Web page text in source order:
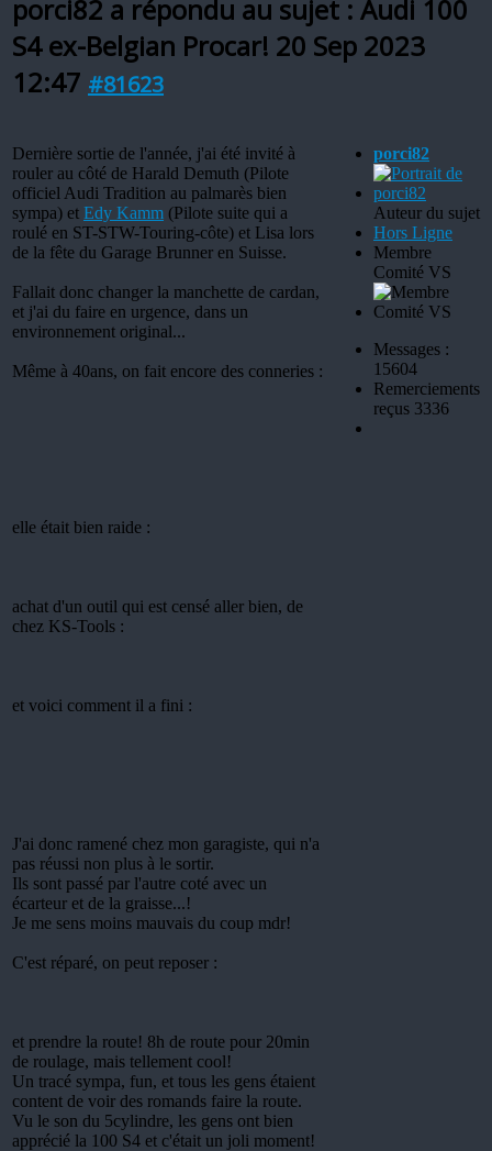
porci82 a répondu au sujet : Audi 100
S4 ex-Belgian Procar! 20 Sep 2023
12:47 #81623
Dernière sortie de l'année, j'ai été invité à
rouler au côté de Harald Demuth (Pilote
officiel Audi Tradition au palmarès bien
sympa) et Edy Kamm (Pilote suite qui a
roulé en ST-STW-Touring-côte) et Lisa lors
de la fête du Garage Brunner en Suisse.
Fallait donc changer la manchette de cardan,
et j'ai du faire en urgence, dans un
environnement original...
Même à 40ans, on fait encore des conneries :
elle était bien raide :
achat d'un outil qui est censé aller bien, de
chez KS-Tools :
et voici comment il a fini :
J'ai donc ramené chez mon garagiste, qui n'a
pas réussi non plus à le sortir.
Ils sont passé par l'autre coté avec un
écarteur et de la graisse...!
Je me sens moins mauvais du coup mdr!
C'est réparé, on peut reposer :
et prendre la route! 8h de route pour 20min
de roulage, mais tellement cool!
Un tracé sympa, fun, et tous les gens étaient
content de voir des romands faire la route.
Vu le son du 5cylindre, les gens ont bien
apprécié la 100 S4 et c'était un joli moment!
porci82
Auteur du sujet
Hors Ligne
Membre
Comité VS
Messages :
15604
Remerciements
reçus 3336